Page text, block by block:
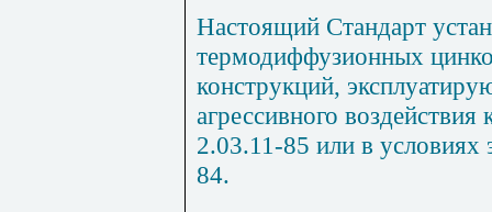
Настоящий Стандарт
термодиффузионных
конструкций,
агрессивного
2.03.11-85 или в
84.